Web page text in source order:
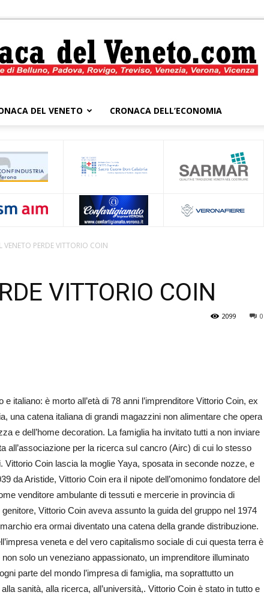
Veneto
DEL VENETO CRONACA DELL’ECONOMIA
VENETO PERDE VITTORIO COIN
VITTORIO COIN
0
2099
italiano: è morto all’età di 78 anni l’impr­enditore Vittorio Coin, ex
una catena italiana di grandi magazzini non alimentare che opera
e dell’home decoration. La famiglia ha invitato tutti a non inviare
all’associazione per la ric­erca sul cancro (Airc) di cui lo stesso
Vittorio Coin lascia la moglie Yaya, sposata in seconde nozze, e
da Aristide, Vittorio Coin era il nipote dell’omonimo fondatore del
venditore ambulante di tessuti e mercerie in provincia di
Vittorio Coin ave­va assunto la guida del gruppo nel 1974
era ormai diventato una cate­na della grande distribuzione.
ven­eta e del vero ca­pitalismo sociale di cui questa terra è
solo un veneziano appassionato, un im­pre­nd­itore illu­min­a­to
parte del mondo l’impresa di famiglia, ma soprattutto un
sa­ni­tà, alla ricerca, all’u­niver­sità,. Vit­torio Co­in è stato in tutto e